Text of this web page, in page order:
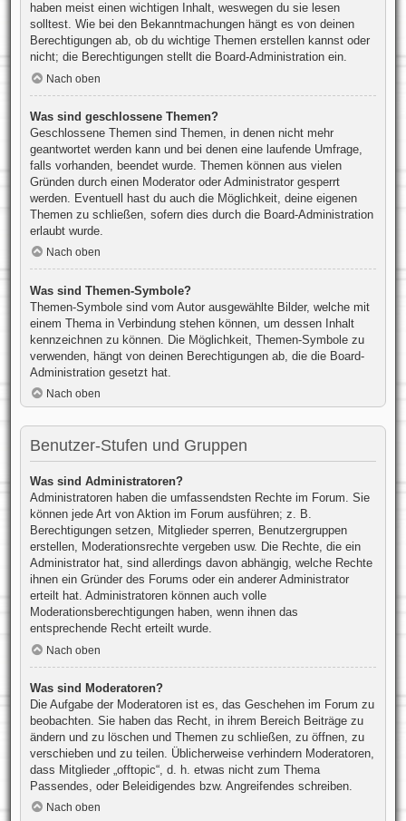
haben meist einen wichtigen Inhalt, weswegen du sie lesen
solltest. Wie bei den Bekanntmachungen hängt es von deinen
Berechtigungen ab, ob du wichtige Themen erstellen kannst oder
nicht; die Berechtigungen stellt die Board-Administration ein.
Nach oben
Was sind geschlossene Themen?
Geschlossene Themen sind Themen, in denen nicht mehr
geantwortet werden kann und bei denen eine laufende Umfrage,
falls vorhanden, beendet wurde. Themen können aus vielen
Gründen durch einen Moderator oder Administrator gesperrt
werden. Eventuell hast du auch die Möglichkeit, deine eigenen
Themen zu schließen, sofern dies durch die Board-Administration
erlaubt wurde.
Nach oben
Was sind Themen-Symbole?
Themen-Symbole sind vom Autor ausgewählte Bilder, welche mit
einem Thema in Verbindung stehen können, um dessen Inhalt
kennzeichnen zu können. Die Möglichkeit, Themen-Symbole zu
verwenden, hängt von deinen Berechtigungen ab, die die Board-
Administration gesetzt hat.
Nach oben
Benutzer-Stufen und Gruppen
Was sind Administratoren?
Administratoren haben die umfassendsten Rechte im Forum. Sie
können jede Art von Aktion im Forum ausführen; z. B.
Berechtigungen setzen, Mitglieder sperren, Benutzergruppen
erstellen, Moderationsrechte vergeben usw. Die Rechte, die ein
Administrator hat, sind allerdings davon abhängig, welche Rechte
ihnen ein Gründer des Forums oder ein anderer Administrator
erteilt hat. Administratoren können auch volle
Moderationsberechtigungen haben, wenn ihnen das
entsprechende Recht erteilt wurde.
Nach oben
Was sind Moderatoren?
Die Aufgabe der Moderatoren ist es, das Geschehen im Forum zu
beobachten. Sie haben das Recht, in ihrem Bereich Beiträge zu
ändern und zu löschen und Themen zu schließen, zu öffnen, zu
verschieben und zu teilen. Üblicherweise verhindern Moderatoren,
dass Mitglieder „offtopic“, d. h. etwas nicht zum Thema
Passendes, oder Beleidigendes bzw. Angreifendes schreiben.
Nach oben